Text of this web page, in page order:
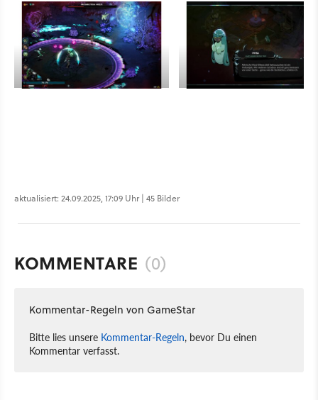
aktualisiert: 24.09.2025, 17:09 Uhr | 45 Bilder
KOMMENTARE (0)
Kommentar-Regeln von GameStar
Bitte lies unsere Kommentar-Regeln, bevor Du einen
Kommentar verfasst.